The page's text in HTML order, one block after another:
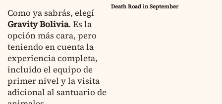
Como ya sabrás, elegí
GravityBolivia. Es la
opción más cara, pero
teniendo en cuenta la
experiencia completa,
incluido el equipo de
primer nivel y la visita
adicional al santuario de
Death Road in September